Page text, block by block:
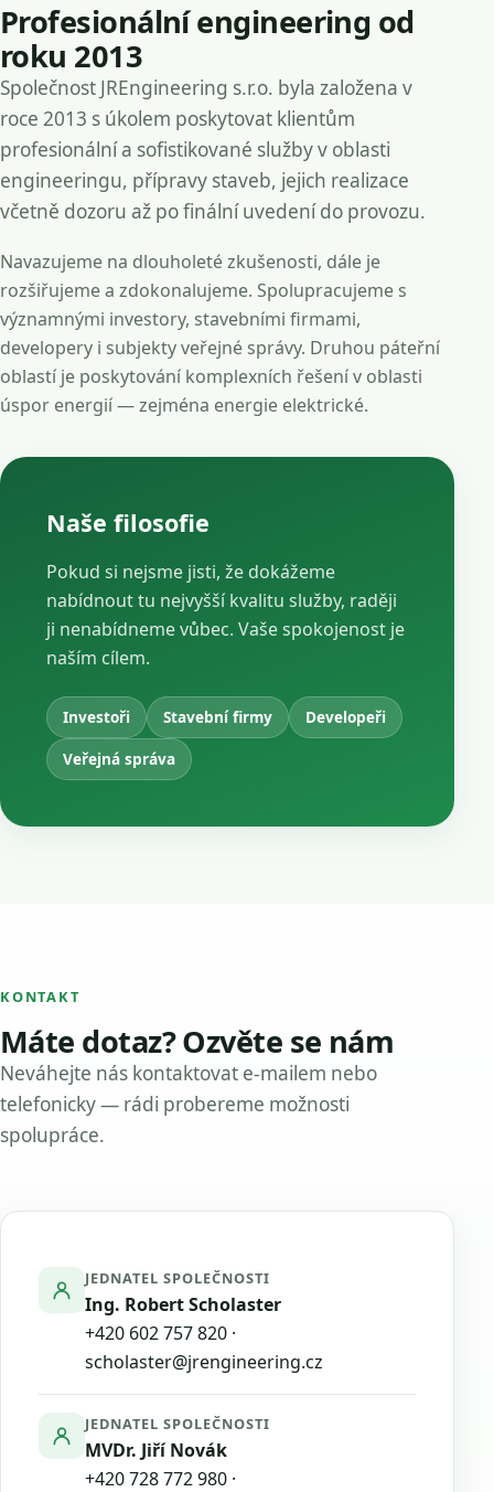
Profesionální engineering od
roku 2013
Společnost JREngineering s.r.o. byla založena v
roce 2013 s úkolem poskytovat klientům
profesionální a sofistikované služby v oblasti
engineeringu, přípravy staveb, jejich realizace
včetně dozoru až po finální uvedení do provozu.
Navazujeme na dlouholeté zkušenosti, dále je
rozšiřujeme a zdokonalujeme. Spolupracujeme s
významnými investory, stavebními firmami,
developery i subjekty veřejné správy. Druhou páteřní
oblastí je poskytování komplexních řešení v oblasti
úspor energií — zejména energie elektrické.
Naše filosofie
Pokud si nejsme jisti, že dokážeme
nabídnout tu nejvyšší kvalitu služby, raději
ji nenabídneme vůbec. Vaše spokojenost je
naším cílem.
Investoři Stavební firmy
Developeři
Veřejná správa
KONTAKT
Máte dotaz? Ozvěte se nám
Neváhejte nás kontaktovat e-mailem nebo
telefonicky — rádi probereme možnosti
spolupráce.
JEDNATEL SPOLEČNOSTI
Ing. Robert Scholaster
+420 602 757 820 ·
scholaster@jrengineering.cz
JEDNATEL SPOLEČNOSTI
MVDr. Jiří Novák
+420 728 772 980 ·